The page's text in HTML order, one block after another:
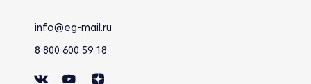
info@eg-mail.ru
8 800 600 59 18